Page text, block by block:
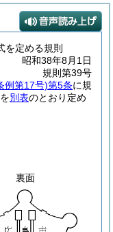
を定める規則
昭和38年8月1日
規則第39号
例第17号)第5条に規
別表のとおり定め
裏面